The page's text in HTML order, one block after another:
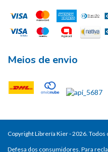
Meios de envio
Copyright Librería Kier - 2026. Todos
Defesa dos consumidores. Para